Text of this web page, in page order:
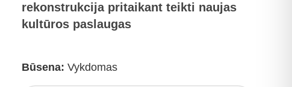
rekonstrukcija pritaikant teikti naujas
kultūros paslaugas
Būsena: Vykdomas